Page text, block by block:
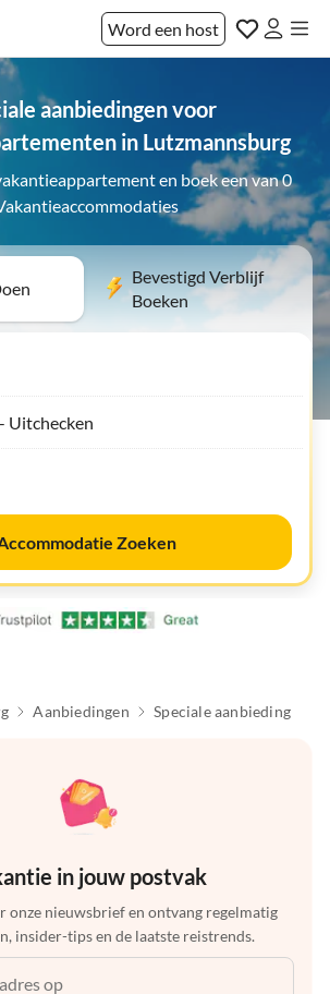
Word een host
aanbiedingen voor
in Lutzmannsburg
en boek een van 0
Bevestigd Verblijf
Boeken
Uitchecken
Zoeken
Aanbiedingen Speciale aanbieding
in jouw postvak
onze nieuwsbrief en ontvang regelmatig
insider-tips en de laatste reistrends.